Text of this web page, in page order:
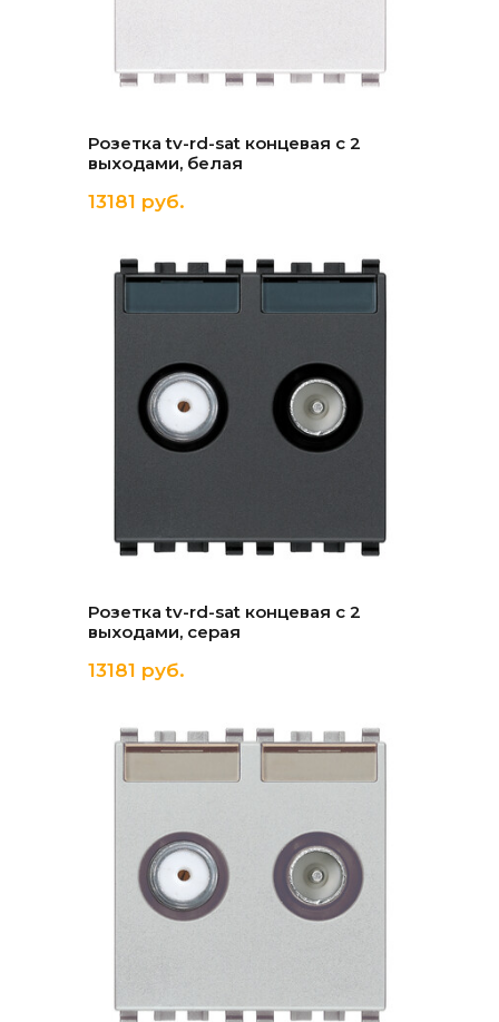
Розетка tv-rd-sat концевая с 2
выходами, белая
13181 руб.
Розетка tv-rd-sat концевая с 2
выходами, серая
13181 руб.